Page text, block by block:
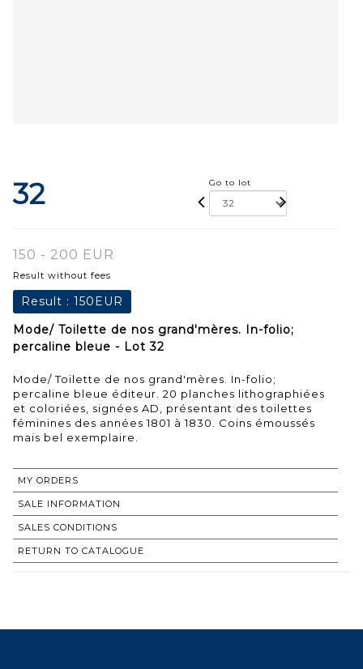
32 Go to lot
150 - 200 EUR
Result without fees
Result : 150EUR
Mode/ Toilette de nos grand'mères. In-folio;
percaline bleue - Lot 32
Mode/ Toilette de nos grand'mères. In-folio;
percaline bleue éditeur. 20 planches lithographiées
et coloriées, signées AD, présentant des toilettes
féminines des années 1801 à 1830. Coins émoussés
mais bel exemplaire.
MY ORDERS
SALE INFORMATION
SALES CONDITIONS
RETURN TO CATALOGUE